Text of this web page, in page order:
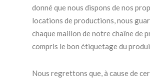
donné que nous dispons de nos
locations de productions, nous
chaque maillon de notre chaîne de
compris le bon étiquetage du
Nous regrettons que, à cause de